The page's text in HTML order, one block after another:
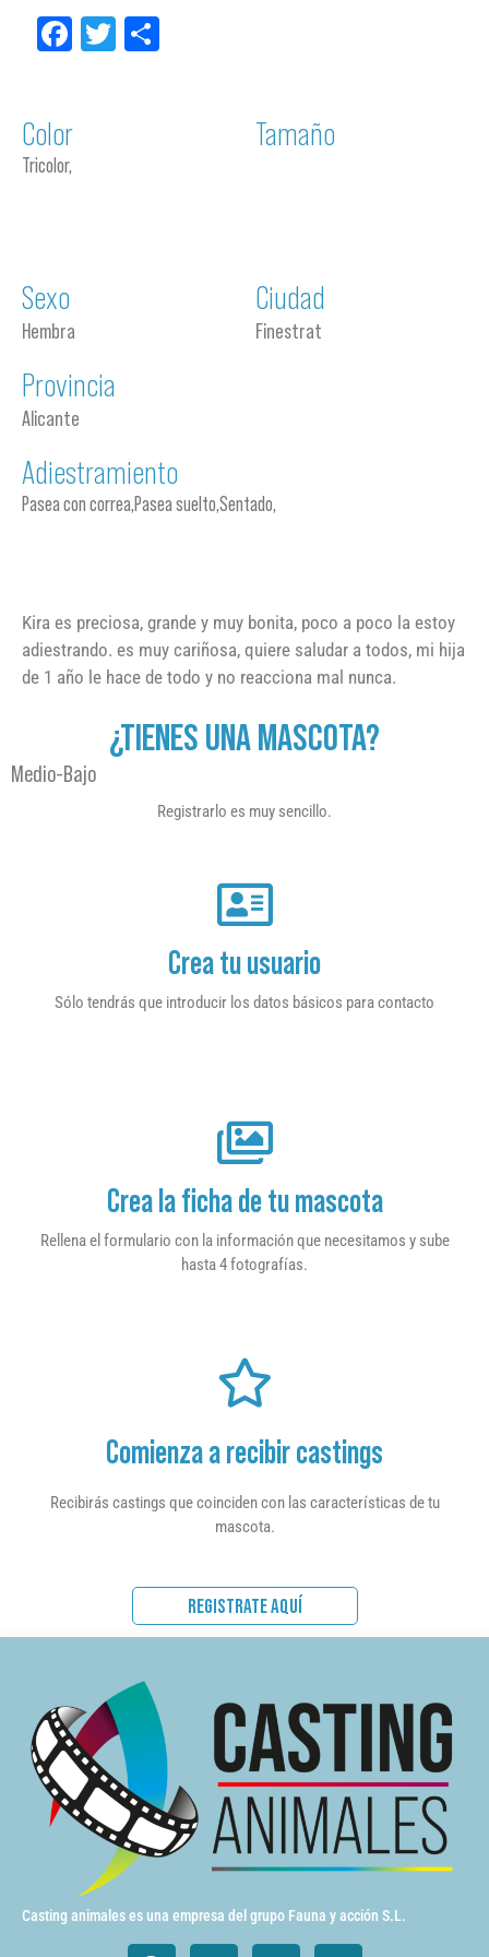
Facebook
Twitter
Color
Tricolor,
Tamaño
Sexo
Hembra
Ciudad
Finestrat
Provincia
Alicante
Adiestramiento
Pasea con correa,Pasea suelto,Sentado,
Kira es preciosa, grande y muy bonita, poco a poco la estoy
adiestrando. es muy cariñosa, quiere saludar a todos, mi hija
de 1 año le hace de todo y no reacciona mal nunca.
¿TIENES UNA MASCOTA?
Medio-Bajo
Registrarlo es muy sencillo.
Crea tu usuario
Sólo tendrás que introducir los datos básicos para contacto
Crea la ficha de tu mascota
Rellena el formulario con la información que necesitamos y sube
hasta 4 fotografías.
Comienza a recibir castings
Recibirás castings que coinciden con las características de tu
mascota.
REGISTRATE AQUÍ
Casting animales es una empresa del grupo Fauna y acción S.L.